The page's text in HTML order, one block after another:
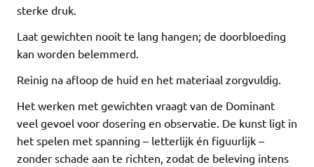
sterke druk.
Laat gewichten nooit te lang hangen; de doorbloeding
kan worden belemmerd.
Reinig na afloop de huid en het materiaal zorgvuldig.
Het werken met gewichten vraagt van de Dominant
veel gevoel voor dosering en observatie. De kunst ligt in
het spelen met spanning – letterlijk én figuurlijk –
zonder schade aan te richten, zodat de beleving intens